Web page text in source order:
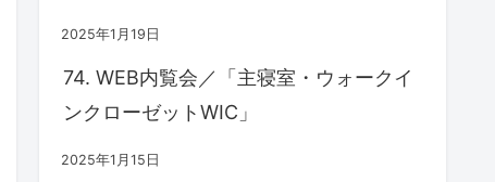
2025年1月19日
74. WEB内覧会／「主寝室・ウォークイ
ンクローゼットWIC」
2025年1月15日